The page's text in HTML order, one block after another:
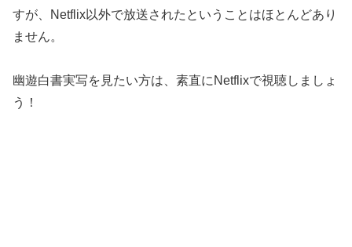
すが、Netflix以外で放送されたということはほとんどあり
ません。
幽遊白書実写を見たい方は、素直にNetflixで視聴しましょ
う！